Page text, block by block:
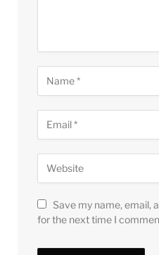
Save my name, email,
for the next time I